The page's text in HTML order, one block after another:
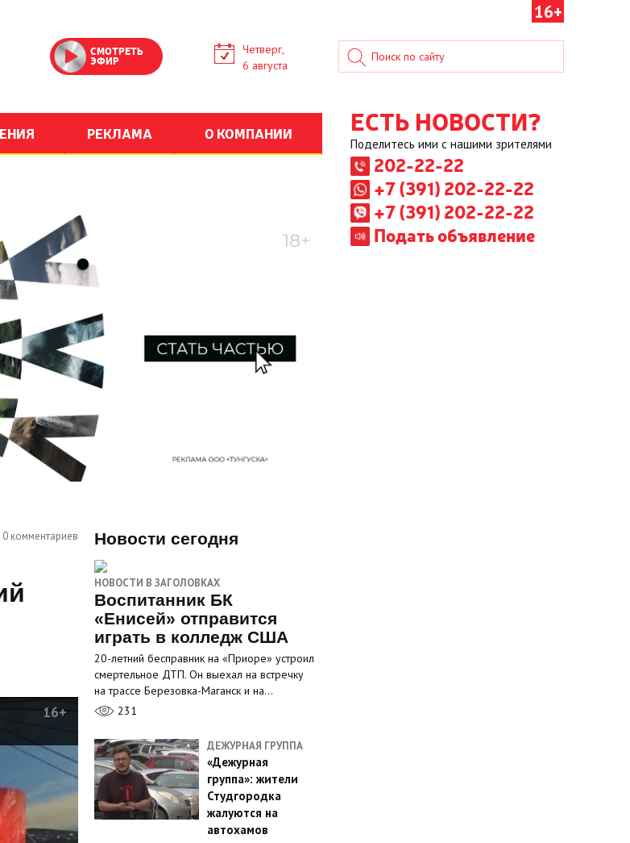
16+
СМОТРЕТЬ
ЭФИР
Четверг,
6 августа
РЕКЛАМА О КОМПАНИИ ЕСТЬ НОВОСТИ?
Поделитесь ими с нашими зрителями
202-22-22
+7 (391) 202-22-22
+7 (391) 202-22-22
Подать объявление
0 комментариев
16+
Новости сегодня
НОВОСТИ В ЗАГОЛОВКАХ
Воспитанник БК
«Енисей» отправится
играть в колледж США
20-летний бесправник на «Приоре» устроил
смертельное ДТП. Он выехал на встречку
на трассе Березовка-Маганск и на…
231
ДЕЖУРНАЯ ГРУППА
«Дежурная
группа»: жители
Студгородка
жалуются на
автохамов